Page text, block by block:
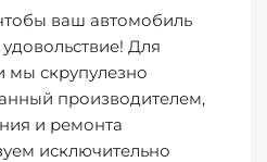
ваш автомобиль
Для
мы скрупулезно
производителем,
и ремонта
исключительно